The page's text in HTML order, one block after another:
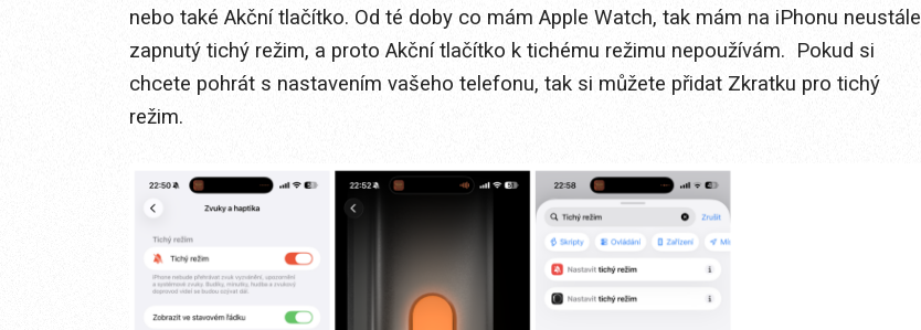
nebo také Akční tlačítko. Od té doby co mám Apple Watch, tak mám na iPhonu neustále
zapnutý tichý režim, a proto Akční tlačítko k tichému režimu nepoužívám. Pokud si
chcete pohrát s nastavením vašeho telefonu, tak si můžete přidat Zkratku pro tichý
režim.